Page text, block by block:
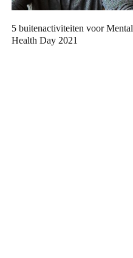
5 buitenactiviteiten voor Mental
Health Day 2021